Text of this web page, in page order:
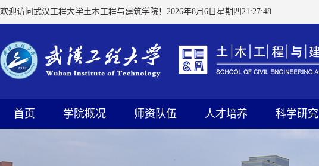
欢迎访问武汉工程大学土木工程与建筑学院！ 2026年8月6日星期四21:27:49
首页 学院概况 师资队伍 人才培养 科学研究